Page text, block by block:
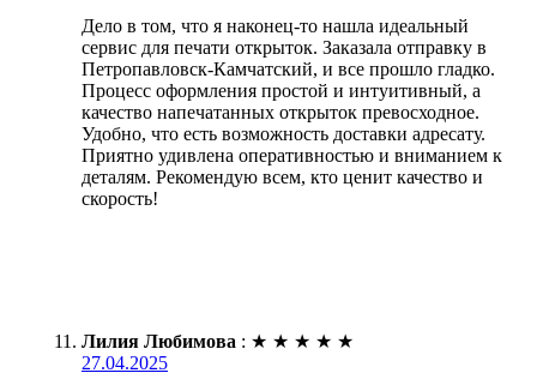
Дело в том, что я наконец-то нашла идеальный
сервис для печати открыток. Заказала отправку в
Петропавловск-Камчатский, и все прошло гладко.
Процесс оформления простой и интуитивный, а
качество напечатанных открыток превосходное.
Удобно, что есть возможность доставки адресату.
Приятно удивлена оперативностью и вниманием к
деталям. Рекомендую всем, кто ценит качество и
скорость!
Лилия Любимова : ★ ★ ★ ★ ★
27.04.2025